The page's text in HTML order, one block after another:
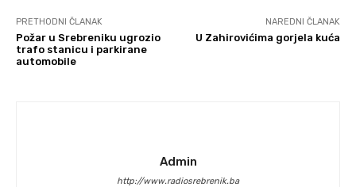
PRETHODNI ČLANAK
Požar u Srebreniku ugrozio
trafo stanicu i parkirane
automobile
NAREDNI ČLANAK
U Zahirovićima gorjela kuća
Admin
http://www.radiosrebrenik.ba